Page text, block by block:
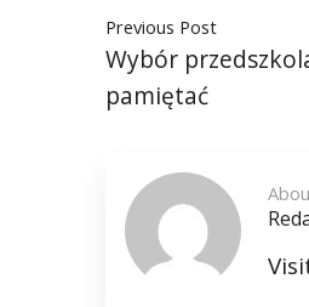
Previous Post
Wybór
pamiętać